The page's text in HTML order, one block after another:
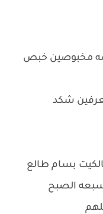
مخبوصين خبص
شكد
بسام طالع
الصبح